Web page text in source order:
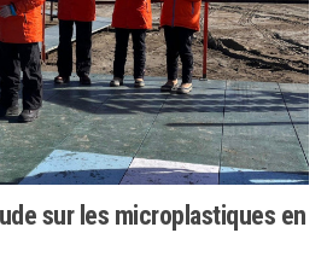
sur les microplastiques en